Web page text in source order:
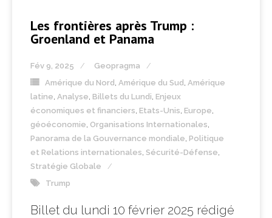
Les frontières après Trump :
Groenland et Panama
Fév 9, 2025
Geopragma
Amérique du Nord Amérique du Sud Amérique
latine Analyse Billets du Lundi Enjeux
économiques et financiers Etats-Unis Europe
géoéconomie Organisations Internationales
Panorama de la Gouvernance mondiale Politique
et Relations internationales Sécurité-Défense
Stratégie Globale
Trump
Billet du lundi 10 février 2025 rédigé